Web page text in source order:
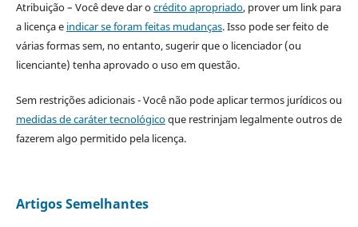
Atribuição – Você deve dar ocrédito apropriado, prover um link para
a licença e indicar se foram feitas mudanças. Isso pode ser feito de
várias formas sem, no entanto, sugerir que o licenciador (ou
licenciante) tenha aprovado o uso em questão.
Sem restrições adicionais - Você não pode aplicar termos jurídicos ou
medidas de caráter tecnológicoque restrinjam legalmente outros de
fazerem algo permitido pela licença.
Artigos Semelhantes